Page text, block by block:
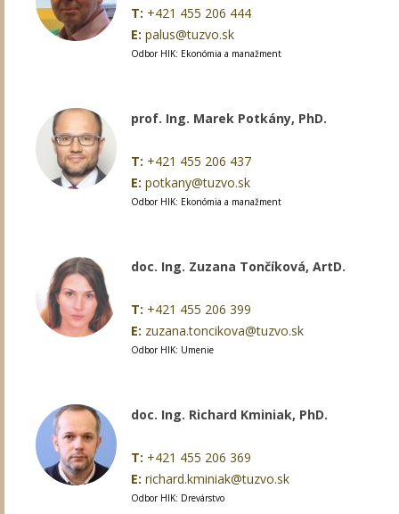
T: +421 455 206 444
E: palus@tuzvo.sk
Odbor HIK: Ekonómia a manažment
prof. Ing. Marek Potkány, PhD.
T: +421 455 206 437
E: potkany@tuzvo.sk
Odbor HIK: Ekonómia a manažment
doc. Ing. Zuzana Tončíková, ArtD.
T: +421 455 206 399
E: zuzana.toncikova@tuzvo.sk
Odbor HIK: Umenie
doc. Ing. Richard Kminiak, PhD.
T: +421 455 206 369
E: richard.kminiak@tuzvo.sk
Odbor HIK: Drevárstvo